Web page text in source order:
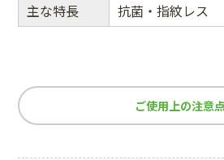
主な特長
抗菌・指紋レス
ご使用上の注意点